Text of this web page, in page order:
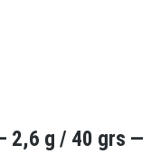
2,6 g / 40 grs —